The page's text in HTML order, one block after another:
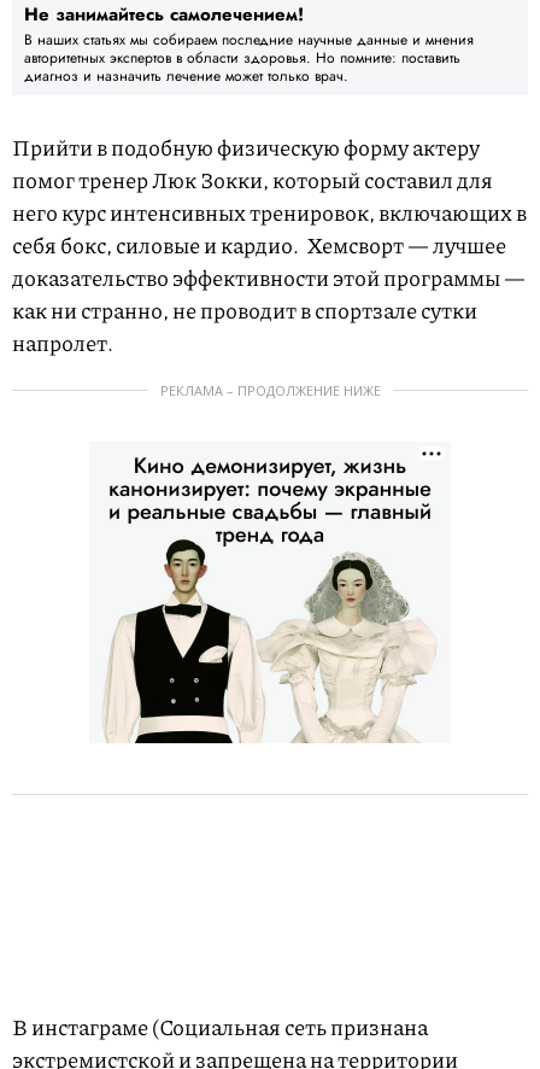
Не занимайтесь самолечением!
В наших статьях мы собираем последние научные данные и мнения
авторитетных экспертов в области здоровья. Но помните: поставить
диагноз и назначить лечение может только врач.
Прийти в подобную физическую форму актеру
помог тренер Люк Зокки, который составил для
него курс интенсивных тренировок, включающих в
себя бокс, силовые и кардио. Хемсворт — лучшее
доказательство эффективности этой программы —
как ни странно, не проводит в спортзале сутки
напролет.
РЕКЛАМА – ПРОДОЛЖЕНИЕ НИЖЕ
В инстаграме (Социальная сеть признана
экстремистской и запрещена на территории